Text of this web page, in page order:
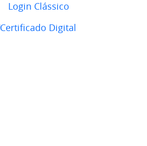
Login Clássico
Certificado Digital